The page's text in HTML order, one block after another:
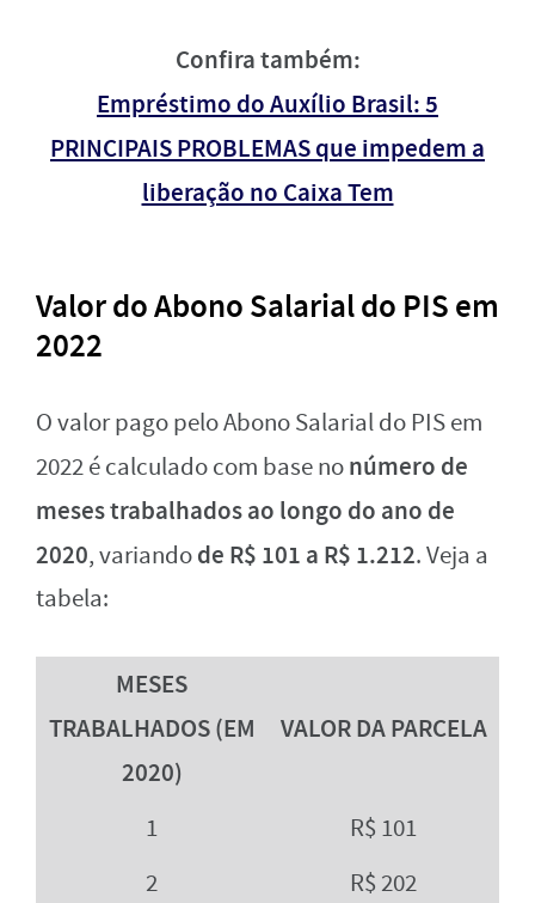
Confira também:
Empréstimo do Auxílio Brasil: 5
PRINCIPAIS PROBLEMAS que impedem a
liberação no Caixa Tem
Valor do Abono Salarial do PIS em
2022
O valor pago pelo Abono Salarial do PIS em
2022 é calculado com base nonúmero de
meses trabalhados ao longo do ano de
2020, variandode R$ 101 a R$ 1.212. Veja a
tabela:
MESES
TRABALHADOS (EM
2020)
VALOR DA PARCELA
1
R$ 101
2
R$ 202